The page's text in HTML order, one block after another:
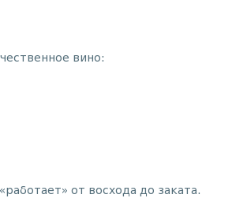
вино:
от восхода до заката.